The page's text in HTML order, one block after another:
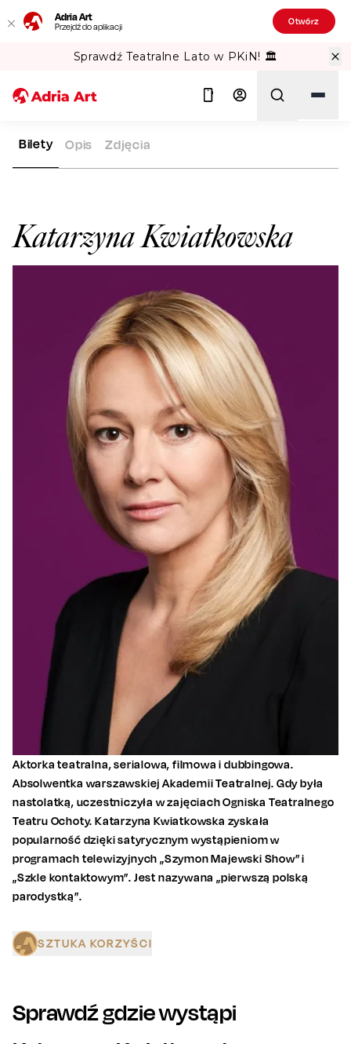
Adria Art
Przejdź do aplikacji Otwórz
Sprawdź Teatralne Lato w PKiN! 🏛️
ADRIA ART ARTYŚCI KATARZYNA KWIATKOWSKA
Katarzyna Kwiatkowska
Bilety Opis Zdjęcia
Aktorka teatralna, serialowa, filmowa i dubbingowa.
Absolwentka warszawskiej Akademii Teatralnej. Gdy była
nastolatką, uczestniczyła w zajęciach Ogniska Teatralnego
Teatru Ochoty. Katarzyna Kwiatkowska zyskała
popularność dzięki satyrycznym wystąpieniom w
programach telewizyjnych „Szymon Majewski Show” i
„Szkle kontaktowym”. Jest nazywana „pierwszą polską
parodystką”.
SZTUKA KORZYŚCI
Sprawdź gdzie wystąpi